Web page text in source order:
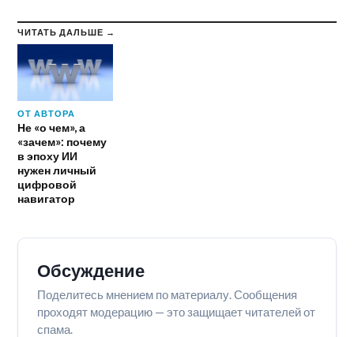
ЧИТАТЬ ДАЛЬШЕ →
ОТ АВТОРА
Не «о чем», а
«зачем»: почему
в эпоху ИИ
нужен личный
цифровой
навигатор
Обсуждение
Поделитесь мнением по материалу. Сообщения
проходят модерацию — это защищает читателей от
спама.